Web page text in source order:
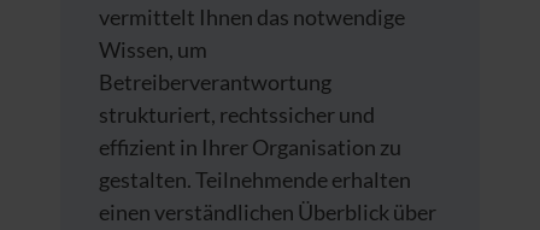
vermittelt Ihnen das notwendige
Wissen, um
Betreiberverantwortung
strukturiert, rechtssicher und
effizient in Ihrer Organisation zu
gestalten. Teilnehmende erhalten
einen verständlichen Überblick über